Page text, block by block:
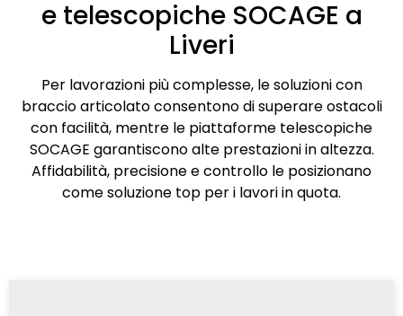
e telescopiche SOCAGE a
Liveri
Per lavorazioni più complesse, le soluzioni con
braccio articolato consentono di superare ostacoli
con facilità, mentre le piattaforme telescopiche
SOCAGE garantiscono alte prestazioni in altezza.
Affidabilità, precisione e controllo le posizionano
come soluzione top per i lavori in quota.